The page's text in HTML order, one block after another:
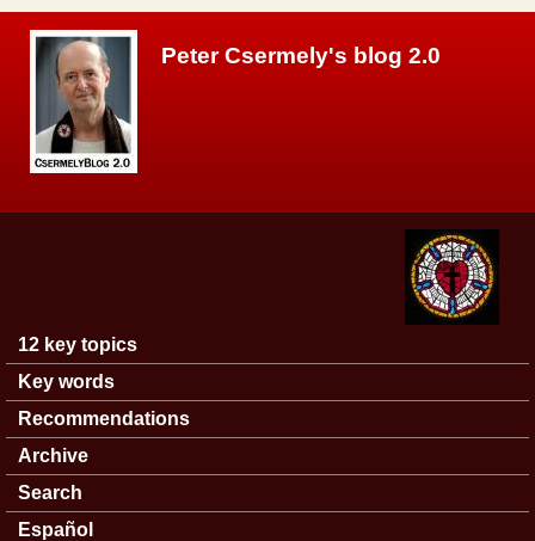
Peter Csermely's blog 2.0
Main menu
12 key topics
Key words
Recommendations
Archive
Search
Español